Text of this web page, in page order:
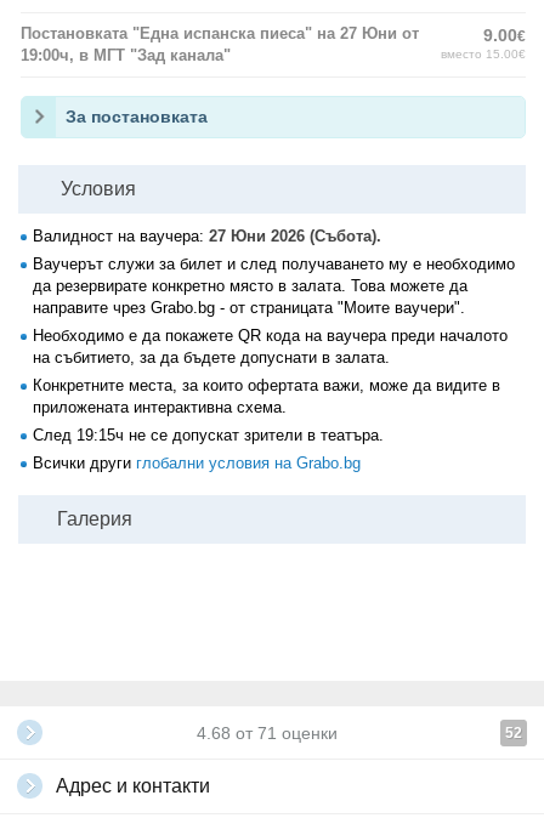
Постановката "Една испанска пиеса" на 27 Юни от
19:00ч, в МГТ "Зад канала"
9.00€
вместо 15.00€
За постановката
Условия
Валидност на ваучера: 27 Юни 2026 (Събота).
Ваучерът служи за билет и след получаването му е необходимо
да резервирате конкретно място в залата. Това можете да
направите чрез Grabo.bg - от страницата "Моите ваучери".
Необходимо е да покажете QR кода на ваучера преди началото
на събитието, за да бъдете допуснати в залата.
Конкретните места, за които офертата важи, може да видите в
приложената интерактивна схема.
След 19:15ч не се допускат зрители в театъра.
Всички други глобални условия на Grabo.bg
Галерия
4.68 от 71 оценки 52
Адрес и контакти